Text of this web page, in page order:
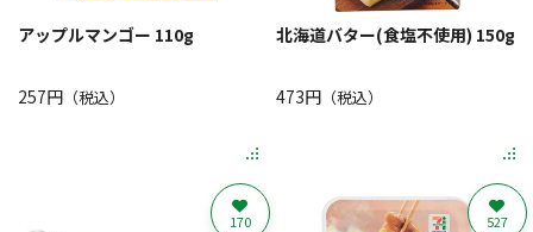
アップルマンゴー 110g
257円 （税込）
北海道バター(食塩不使用) 150g
473円（税込）
170 527